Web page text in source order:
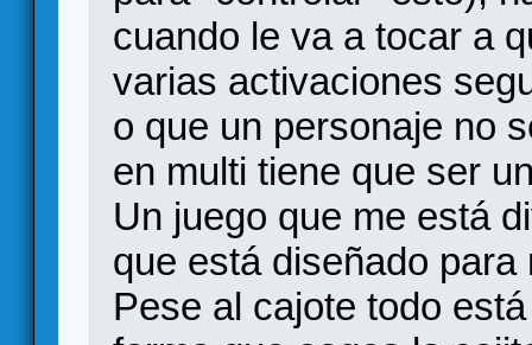
cuando le va a tocar a
varias activaciones
o que un personaje no
en multi tiene que ser
Un juego que me está
que está diseñado
Pese al cajote todo